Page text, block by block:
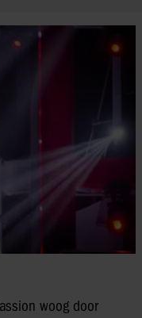
woog door